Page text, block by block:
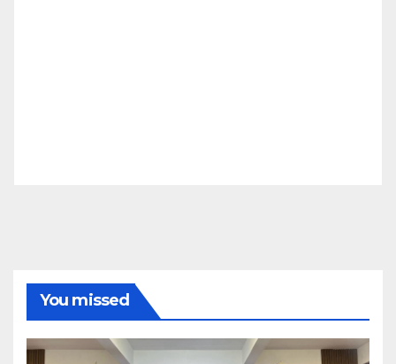
You missed